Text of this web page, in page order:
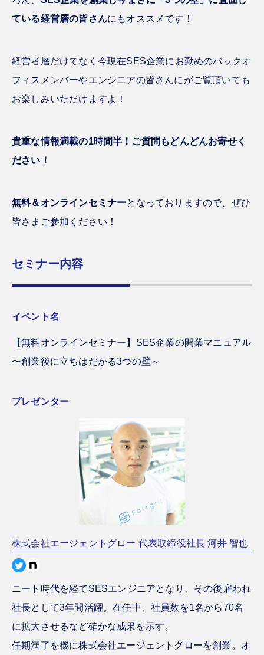
ている経営層の皆さんにもオススメです！
経営者層だけでなく今現在SES企業にお勤めのバックオ
フィスメンバーやエンジニアの皆さんにがご覧頂いても
お楽しみいただけますよ！
貴重な情報満載の1時間半！ご質問もどんどんお寄せく
ださい！
無料＆オンラインセミナーとなっておりますので、ぜひ
皆さまご参加ください！
セミナー内容
イベント名
【無料オンラインセミナー】SES企業の開業マニュアル
〜創業後に立ちはだかる3つの壁～
プレゼンター
株式会社エージェントグロー 代表取締役社長 河井 智也
ニート時代を経てSESエンジニアとなり、その後雇われ
社長として3年間活躍。在任中、社員数を1名から70名
に拡大させるなど確かな成果を示す。
任期満了を機に株式会社エージェントグローを創業。オ